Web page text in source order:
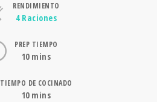
RENDIMIENTO
4 RacionesRaciones
PREP TIEMPO
10 mins
TIEMPO DE COCINADO
10 mins